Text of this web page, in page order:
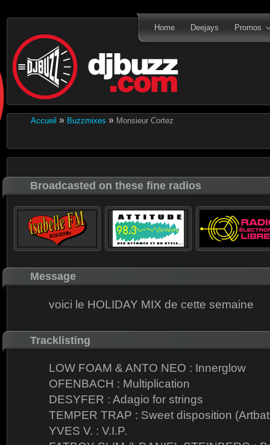
Home Deejays Promos
Accueil » Buzzmixes » Monsieur Cortez
Broadcasted on these fine radios
Message
voici le HOLIDAY MIX de cette semaine
Tracklisting
LOW FOAM & ANTO NEO : Innerglow
OFENBACH : Multiplication
DESYFER : Adagio for strings
TEMPER TRAP : Sweet disposition
YVES V. : V.I.P.